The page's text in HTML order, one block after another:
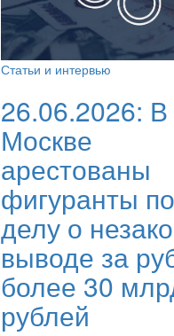
Статьи и интервью
26.06.2026: В
Москве
арестованы
фигуранты по
делу о
выводе за
более 30
рублей